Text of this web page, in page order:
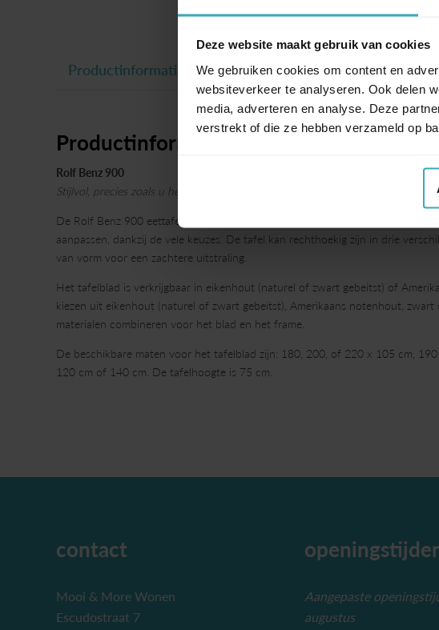
Deze website maakt gebruik van cookies
We gebruiken cookies om content en
websiteverkeer te analyseren. Ook delen
media, adverteren en analyse. Deze
verstrekt of die ze hebben verzameld op
Productinformatie
Productinformatie
Rolf Benz 900
Stijlvol, precies zoals u het wilt.
De Rolf Benz 900 eettafel combineert elegantie met vakmanschap. U kunt de
aanpassen, dankzij de vele keuzes. De tafel kan rechthoekig zijn in drie
van vorm voor een zachtere uitstraling.
Het tafelblad is verkrijgbaar in eikenhout (naturel of zwart gebeitst) of
kiezen uit eikenhout (naturel of zwart gebeitst), Amerikaans notenhout,
materialen combineren voor het blad en het frame.
De beschikbare maten voor het tafelblad zijn: 180, 200, of 220 x 105 cm,
120 cm of 140 cm. De tafelhoogte is 75 cm.
contact
Mooi & More Wonen
Escudostraat 7
Aangepaste
augustus